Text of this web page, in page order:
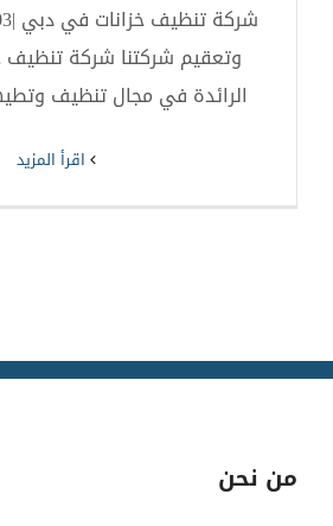
وتعقيم شركتنا شركة
الرائدة في مجال تنظيف
‫اقرأ المزيد
من نحن